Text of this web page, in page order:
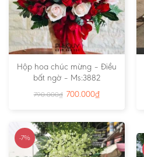
Hộp hoa chúc mừng – Điều
bất ngờ – Ms:3882
790.000₫ 700.000₫
-7%